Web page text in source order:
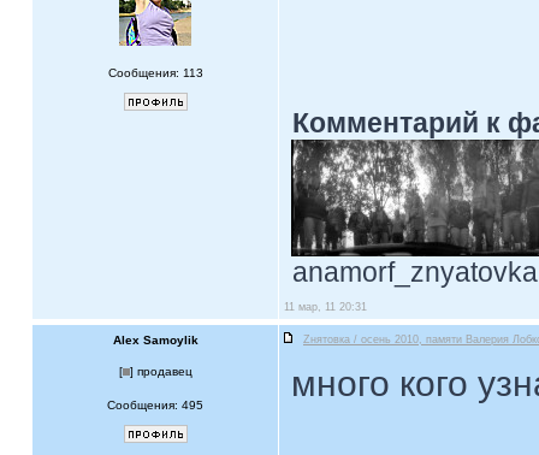
Сообщения: 113
Комментарий к
11 мар, 11 20:31
Alex Samoylik Zнятовка / осень 2010, памяти Валерия
[ ] продавец
Сообщения: 495
много кого